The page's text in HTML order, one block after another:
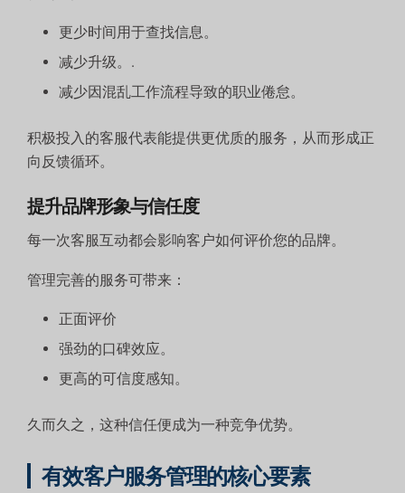
更少时间用于查找信息。
减少升级。.
减少因混乱工作流程导致的职业倦怠。
积极投入的客服代表能提供更优质的服务，从而形成正
向反馈循环。
提升品牌形象与信任度
每一次客服互动都会影响客户如何评价您的品牌。
管理完善的服务可带来：
正面评价
强劲的口碑效应。
更高的可信度感知。
久而久之，这种信任便成为一种竞争优势。
有效客户服务管理的核心要素